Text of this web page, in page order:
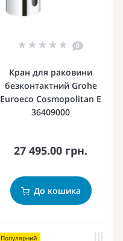
0
Кран для раковини
безконтактний Grohe
Euroeco Cosmopolitan E
36409000
27 495.00 грн.
До кошика
Популярний